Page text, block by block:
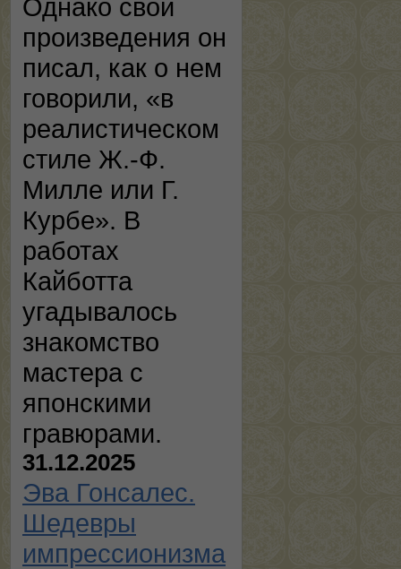
Однако свои
произведения он
писал, как о нем
говорили, «в
реалистическом
стиле Ж.-Ф.
Милле или Г.
Курбе». В
работах
Кайботта
угадывалось
знакомство
мастера с
японскими
гравюрами.
31.12.2025
Эва Гонсалес.
Шедевры
импрессионизма